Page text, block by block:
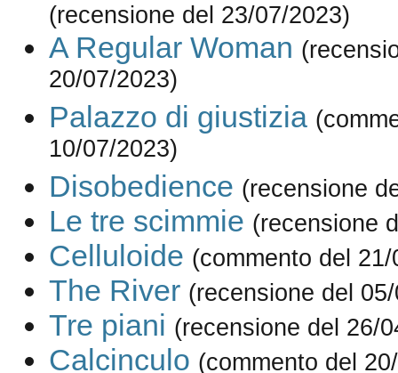
(recensione del 23/07/2023)
A Regular Woman
20/07/2023)
Palazzo di giustizia
10/07/2023)
Disobedience (recensione
Le tre scimmie (recensione
Celluloide (commento del
The River (recensione del
Tre piani (recensione del 26/
Calcinculo (commento del